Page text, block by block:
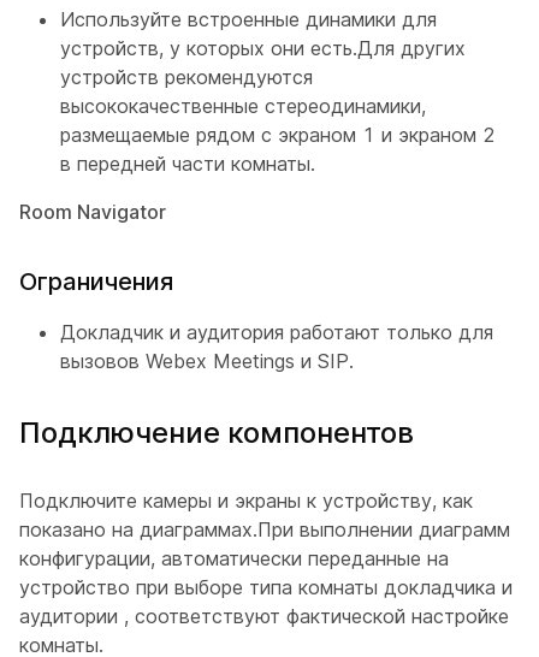
Используйте встроенные динамики для
устройств, у которых они есть.Для других
устройств рекомендуются
высококачественные стереодинамики,
размещаемые рядом с экраном 1 и экраном 2
в передней части комнаты.
Room Navigator
Ограничения
Докладчик и аудитория работают только для
вызовов Webex Meetings и SIP.
Подключение компонентов
Подключите камеры и экраны к устройству, как
показано на диаграммах.При выполнении диаграмм
конфигурации, автоматически переданные на
устройство при выборе типа комнаты докладчика и
аудитории , соответствуют фактической настройке
комнаты.